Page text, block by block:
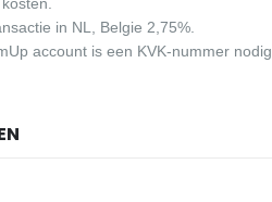
in NL, Belgie 2,75%.
account is een KVK-nummer nodig.